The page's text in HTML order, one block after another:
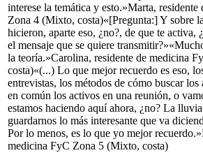
interese la temática y esto.»Marta, residente
Zona 4 (Mixto, costa)«[Pregunta:] Y sobre
hicieron, aparte eso, ¿no?, de que te activa,
el mensaje que se quiere
la teoría.»Carolina, residente de medicina
costa)«(...) Lo que mejor recuerdo es eso,
entrevistas, los métodos de cómo buscar
en común los activos en una reunión, o
estamos haciendo aquí ahora, ¿no? La
guardarnos lo más interesante que va
Por lo menos, es lo que yo mejor recuerdo.»
medicina FyC Zona 5 (Mixto, costa)